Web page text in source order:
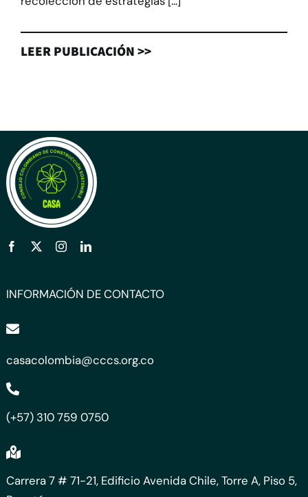
LEER PUBLICACIÓN >>
INFORMACIÓN DE CONTACTO
casacolombia@cccs.org.co
(+57) 310 759 0750
Carrera 7 # 71-21, Edificio Avenida Chile, Torre A, Piso 5,